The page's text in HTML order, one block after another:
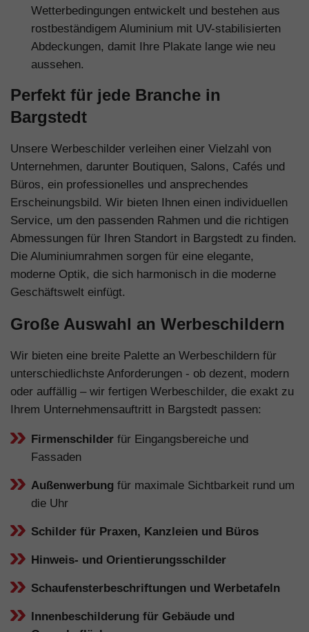
Wetterbedingungen entwickelt und bestehen aus
rostbeständigem Aluminium mit UV-stabilisierten
Abdeckungen, damit Ihre Plakate lange wie neu
aussehen.
Perfekt für jede Branche in
Bargstedt
Unsere Werbeschilder verleihen einer Vielzahl von
Unternehmen, darunter Boutiquen, Salons, Cafés und
Büros, ein professionelles und ansprechendes
Erscheinungsbild. Wir bieten Ihnen einen individuellen
Service, um den passenden Rahmen und die richtigen
Abmessungen für Ihren Standort in Bargstedt zu finden.
Die Aluminiumrahmen sorgen für eine elegante,
moderne Optik, die sich harmonisch in die moderne
Geschäftswelt einfügt.
Große Auswahl an Werbeschildern
Wir bieten eine breite Palette an Werbeschildern für
unterschiedlichste Anforderungen - ob dezent, modern
oder auffällig – wir fertigen Werbeschilder, die exakt zu
Ihrem Unternehmensauftritt in Bargstedt passen:
Firmenschilder für Eingangsbereiche und
Fassaden
Außenwerbung für maximale Sichtbarkeit rund um
die Uhr
Schilder für Praxen, Kanzleien und Büros
Hinweis- und Orientierungsschilder
Schaufensterbeschriftungen und Werbetafeln
Innenbeschilderung für Gebäude und